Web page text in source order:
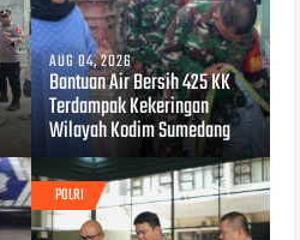
AUG 04, 2026
Bantuan Air Bersih 425 KK
Terdampak Kekeringan
Wilayah Kodim Sumedang
POLRI